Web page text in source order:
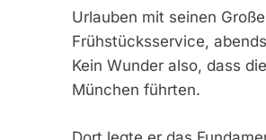
Urlauben mit seinen
Frühstücksservice,
Kein Wunder also, dass
München führten.